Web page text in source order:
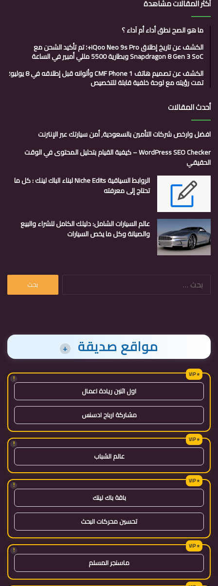
أكثر المقالات مشاهدة
ما هو الصح نطق أداء أم آداء ؟
الكشف عن تاريخ إطلاق iQoo Neo 9s Pro+؛ تم تأكيد الشحن مع
Snapdragon 8 Gen 3 SoC وبطارية 5500 مللي أمبير في الساعة
الكشف عن تصميم هاتف CMF Phone 1 وألوانه قبل إطلاقه في 8 يوليو؛
تمت رؤيته مع لوحة خلفية قابلة للتخصيص
أحدث المقالات
افضل وارخص شركات التأمين بالسعودية, أمن سيارتك عبر الإنترنت
WordPress SEO Checker – كيفية القيام بتحليل المحتوى في الوقت
الحقيقي
الروابط السياقية Niche Edits لبناء الباك لينك : كل ما
تحتاج إلى معرفته
عالم السيارات الشامل: دليلك الكامل للشراء والبيع
والصيانة وكل ما يخص السيارات
البحث
مواقع صديقة +
!
اول اثنين ريادة اعمال
مشاركة ارباح ادسنس
!
عالم الشباب
!
باقة باك لينك
تحسين محركات البحث
!
ماسنجر المسلم